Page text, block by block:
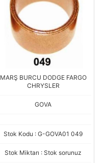
MARŞ BURCU DODGE FARGO
CHRYSLER
GOVA
Stok Kodu : G-GOVA01 049
Stok Miktarı : Stok sorunuz